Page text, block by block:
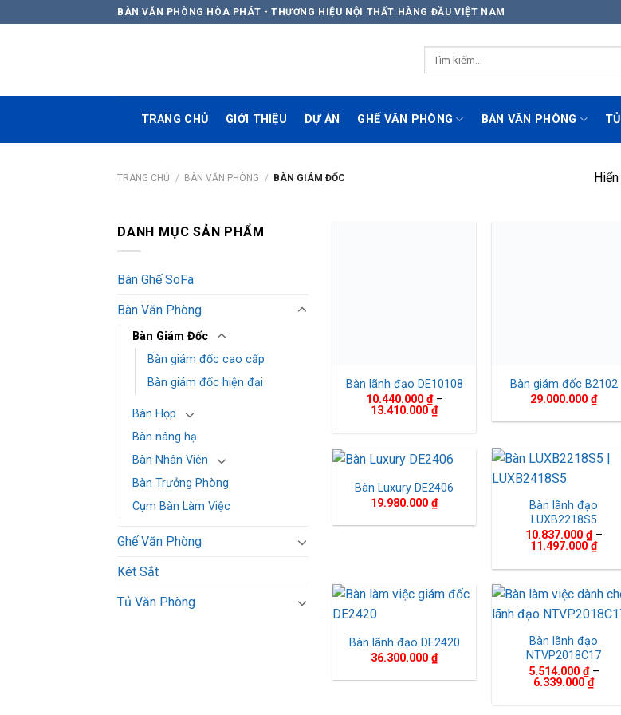
to
BÀN VĂN PHÒNG HÒA PHÁT - THƯƠNG HIỆU NỘI THẤT HÀNG ĐẦU VIỆT NAM
TRANG CHỦ GIỚI THIỆU DỰ ÁN GHẾ VĂN PHÒNG BÀN VĂN PHÒNG
TRANG CHỦ / BÀN VĂN PHÒNG / BÀN GIÁM ĐỐC
DANH MỤC SẢN PHẨM
Bàn Ghế SoFa
Bàn Văn Phòng
Bàn Giám Đốc
Bàn giám đốc cao cấp
Bàn giám đốc hiện đại​
Bàn Họp
Bàn nâng hạ
Bàn Nhân Viên
Bàn Trưởng Phòng
Cụm Bàn Làm Việc
Ghế Văn Phòng
Két Sắt
Tủ Văn Phòng
Bàn lãnh đạo DE10108
10.440.000 ₫ –
13.410.000 ₫Khoảng
giá:
từ
đến
13.410.000 ₫
Bàn giám đốc B2102
29.000.000 ₫
Bàn Luxury DE2406
19.980.000 ₫
Bàn lãnh đạo
LUXB2218S5
10.837.000 ₫ –
11.497.000 ₫
giá:
từ
đến
Bàn lãnh đạo DE2420
36.300.000 ₫
Bàn lãnh đạo
NTVP2018C17
5.514.000 ₫ –
6.339.000 ₫
giá:
từ